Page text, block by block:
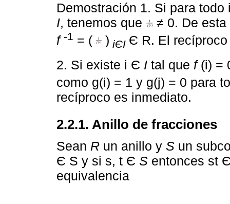
Demostración 1. Si para
I, tenemos que ≠ 0. De
f -1 = ( ) iЄI Є R. El
2. Si existe i Є I tal que f(i) =
como g(i) = 1 y g(j) = 0 para
recíproco es inmediato.
2.2.1. Anillo de fracciones
Sean R un anillo y S un
Є S y si s, t Є S entonces st
equivalencia